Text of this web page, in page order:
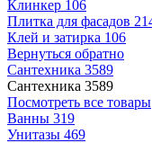
Клинкер 106
Плитка для фасадов
Клей и затирка 106
Вернуться обратно
Сантехника 3589
Сантехника 3589
Посмотреть все товары
Ванны 319
Унитазы 469